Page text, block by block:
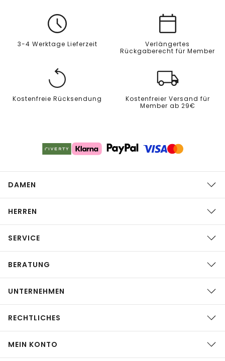
3-4 Werktage Lieferzeit
Verlängertes
Rückgaberecht für Member
Kostenfreie Rücksendung
Kostenfreier Versand für
Member ab 29€
DAMEN
HERREN
SERVICE
BERATUNG
UNTERNEHMEN
RECHTLICHES
MEIN KONTO